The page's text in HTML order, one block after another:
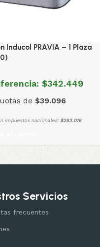
Inducol PRAVIA – 1 Plaza
$342.449
de $39.096
impuestos nacionales: $283.016
Servicios
frecuentes